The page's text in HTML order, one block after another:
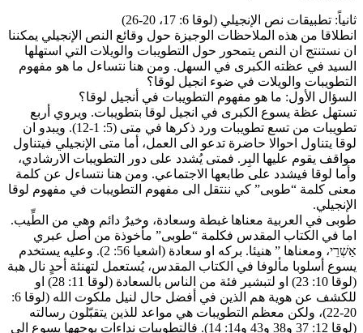
ثانياً: تطبيقات نص الإنجيلي (لوقا 6: 17، 20-26)
انطلاقا من هذه الملاحظات الوجيزة حول وقائع النص الإنجيلي يمكننا
ان نستنتج ان النص يتمحور حول التطويبات والويلات التي استهلها
السيد في عظته الكبرى في السهل. ومن هنا نتساءل ما هو مفهوم
التطويبات والويلات في ضوء انجيل لوقا؟
السؤال الأول: ما هو مفهوم التطويبات في أنجيل لوقا؟
تستهل عظة يسوع الكبرى في انجيل لوقا بتطويبات. ويروي أربع
تطويبات من تسع تطويبات ورد ذكرها في متى (5: 1-12). ويبدو ان
لوقا يتناول احوالا حاضرة تدعو الى العمل، أما متى الإنجيلي فيتناول
مواقف يقوم عليها البِر. فمتى يُشدد على دور التطويبات الارشادي،
وأما لوقا فيشدد على طابعها الاجتماعي. ومن هنا نتساءل عن كلمة
معنى كلمة “طوبى” كي ننتقل الى مفهوم التطويبات في مفهوم لوقا
الإنجيلي.
طوبى في العربية معناها غبطة وسعادة، وخيرٌ دائم وهي من الطِّيب.
اما في الكتاب المقدس فكلمة “طوبى” مأخوذة من أصل عبري
אַשְׁרֵי، ومعناها ” هنيئا. بركه او سعادة (اشعيا 56: 2). وعليه يستخدم
يسوع أسلوبا مألوفا في الكتاب المقدس، يُستعمل لتهنئة أحدٍ نال هبة
(لوقا 10: 23) او لتبشير فئة من الناس بالسعادة (لوقا 11: 28) او
للكشف عن هوية هم الذين في أفضل حال لنيل ملكوت الله (لوقا 6:
20-22)، ولكن معظم التطويبات هي مواعد للذين يتقبّلون رسالته
(لوقا 12: 37 و38 و43 و14: 14). فالتطويبات نداءات يوجهها يسوع الى